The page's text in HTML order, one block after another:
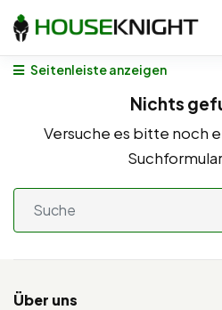
Seitenleiste anzeigen
Nichts
Versuche es bitte noch
Über uns